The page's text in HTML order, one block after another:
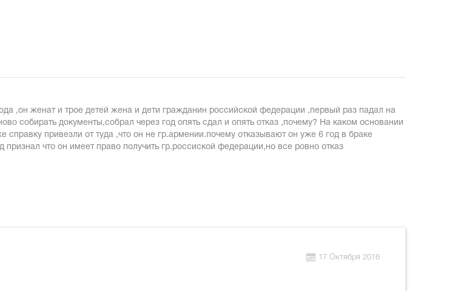
,он женат и трое детей жена и дети гражданин российской федерации ,первый раз падал на
собирать документы,собрал через год опять сдал и опять отказ ,почему? На каком основании
привезли от туда ,что он не гр.армении.почему отказывают он уже 6 год в браке
что он имеет право получить гр.россиской федерации,но все ровно отказ
17 Октября 2016